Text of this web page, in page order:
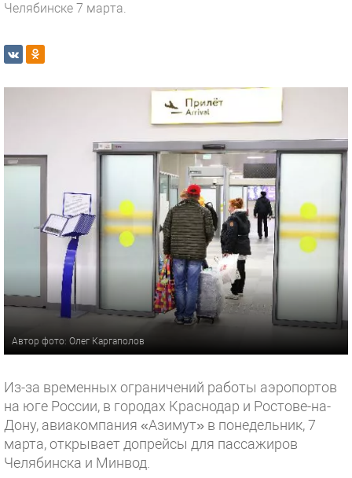
Челябинске 7 марта.
Автор фото: Олег Каргаполов
Из-за временных ограничений работы аэропортов
на юге России, в городах Краснодар и Ростове-на-
Дону, авиакомпания «Азимут» в понедельник, 7
марта, открывает допрейсы для пассажиров
Челябинска и Минвод.